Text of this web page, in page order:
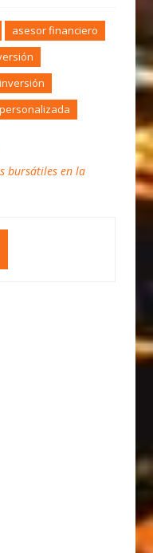
asesor financiero
bursátiles en la